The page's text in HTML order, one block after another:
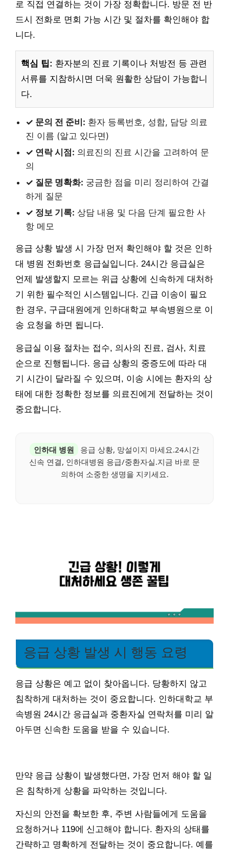
로 직접 연결하는 것이 가장 정확합니다. 방문 전 반
드시 전화로 면회 가능 시간 및 절차를 확인해야 합
니다.
핵심 팁: 환자분의 진료 기록이나 처방전 등 관련
서류를 지참하시면 더욱 원활한 상담이 가능합니
다.
✓ 문의 전 준비: 환자 등록번호, 성함, 담당 의료
진 이름 (알고 있다면)
✓ 연락 시점: 의료진의 진료 시간을 고려하여 문
의
✓ 질문 명확화: 궁금한 점을 미리 정리하여 간결
하게 질문
✓ 정보 기록: 상담 내용 및 다음 단계 필요한 사
항 메모
응급 상황 발생 시 가장 먼저 확인해야 할 것은 인하
대 병원 전화번호 응급실입니다. 24시간 응급실은
언제 발생할지 모르는 위급 상황에 신속하게 대처하
기 위한 필수적인 시스템입니다. 긴급 이송이 필요
한 경우, 구급대원에게 인하대학교 부속병원으로 이
송 요청을 하면 됩니다.
응급실 이용 절차는 접수, 의사의 진료, 검사, 치료
순으로 진행됩니다. 응급 상황의 중증도에 따라 대
기 시간이 달라질 수 있으며, 이송 시에는 환자의 상
태에 대한 정확한 정보를 의료진에게 전달하는 것이
중요합니다.
인하대 병원
응급 상황, 망설이지 마세요.24시간
신속 연결, 인하대병원 응급/중환자실.지금 바로 문
의하여 소중한 생명을 지키세요.
응급 상황 발생 시 행동 요령
응급 상황은 예고 없이 찾아옵니다. 당황하지 않고
침착하게 대처하는 것이 중요합니다. 인하대학교 부
속병원 24시간 응급실과 중환자실 연락처를 미리 알
아두면 신속한 도움을 받을 수 있습니다.
만약 응급 상황이 발생했다면, 가장 먼저 해야 할 일
은 침착하게 상황을 파악하는 것입니다.
자신의 안전을 확보한 후, 주변 사람들에게 도움을
요청하거나 119에 신고해야 합니다. 환자의 상태를
간략하고 명확하게 전달하는 것이 중요합니다. 예를